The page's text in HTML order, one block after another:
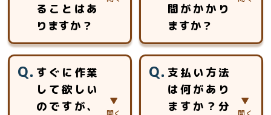
した特殊伐採で対
応いたします。ロ
別教育を受けた作
業員チームが安全
安心第一に作業致
します。
ることはあ
りますか？
用を頂く事はあり
ません。
間がかかり
ますか？
のお時間をいただ
いております。
お見積りは、対象
すぐに作業
して欲しい
のですが、
支払い方法
は何があり
ますか？分